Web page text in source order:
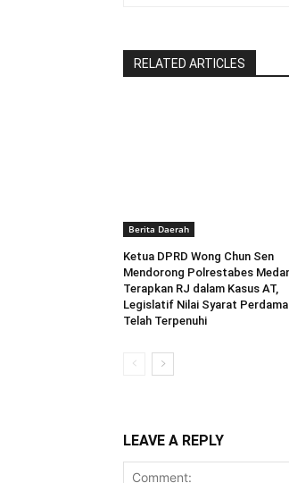
RELATED ARTICLES
Berita Daerah
Ketua DPRD Wong Chun Sen
Mendorong Polrestabes
Terapkan RJ dalam Kasus AT,
Legislatif Nilai Syarat
Telah Terpenuhi
LEAVE A REPLY